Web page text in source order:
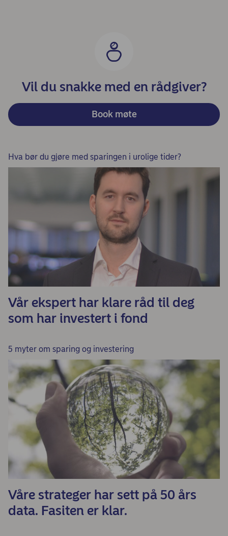
Vil du snakke med en rådgiver?
Book møte
Hva bør du gjøre med sparingen i urolige tider?
Vår ekspert har klare råd til deg
som har investert i fond
5 myter om sparing og investering
Våre strateger har sett på 50 års
data. Fasiten er klar.